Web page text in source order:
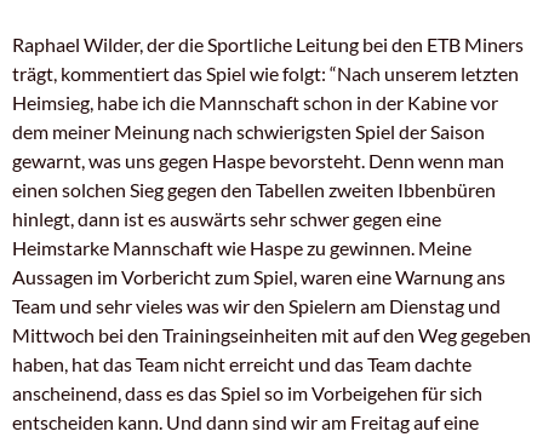
Raphael Wilder, der die Sportliche Leitung bei den ETB Miners
trägt, kommentiert das Spiel wie folgt: “Nach unserem letzten
Heimsieg, habe ich die Mannschaft schon in der Kabine vor
dem meiner Meinung nach schwierigsten Spiel der Saison
gewarnt, was uns gegen Haspe bevorsteht. Denn wenn man
einen solchen Sieg gegen den Tabellen zweiten Ibbenbüren
hinlegt, dann ist es auswärts sehr schwer gegen eine
Heimstarke Mannschaft wie Haspe zu gewinnen. Meine
Aussagen im Vorbericht zum Spiel, waren eine Warnung ans
Team und sehr vieles was wir den Spielern am Dienstag und
Mittwoch bei den Trainingseinheiten mit auf den Weg gegeben
haben, hat das Team nicht erreicht und das Team dachte
anscheinend, dass es das Spiel so im Vorbeigehen für sich
entscheiden kann. Und dann sind wir am Freitag auf eine